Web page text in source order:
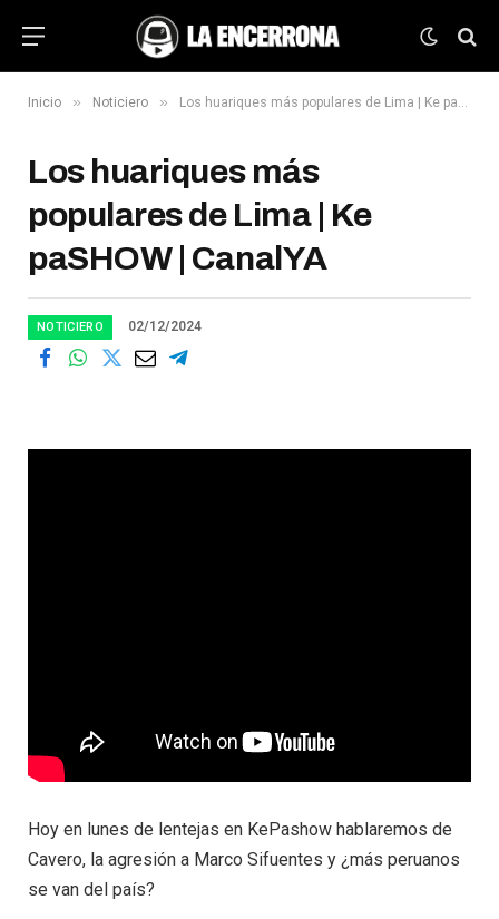
Inicio » Noticiero » Los huariques más populares de Lima | Ke paSHOW | CanalYA
Los huariques más
populares de Lima | Ke
paSHOW | CanalYA
NOTICIERO 02/12/2024
Hoy en lunes de lentejas en KePashow hablaremos de
Cavero, la agresión a Marco Sifuentes y ¿más peruanos
se van del país?